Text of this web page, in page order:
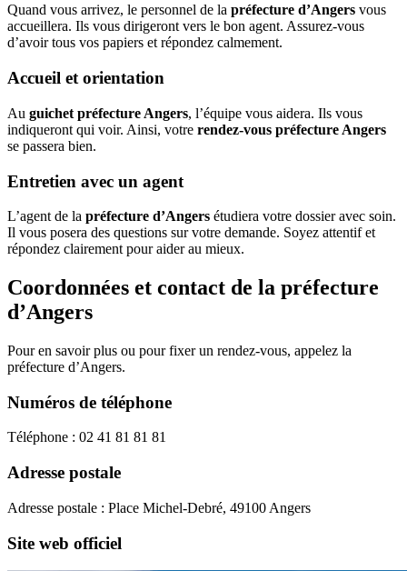
Quand vous arrivez, le personnel de la préfecture d’Angers vous
accueillera. Ils vous dirigeront vers le bon agent. Assurez-vous
d’avoir tous vos papiers et répondez calmement.
Accueil et orientation
Au guichet préfecture Angers, l’équipe vous aidera. Ils vous
indiqueront qui voir. Ainsi, votre rendez-vous préfecture Angers
se passera bien.
Entretien avec un agent
L’agent de la préfecture d’Angers étudiera votre dossier avec soin.
Il vous posera des questions sur votre demande. Soyez attentif et
répondez clairement pour aider au mieux.
Coordonnées et contact de la préfecture
d’Angers
Pour en savoir plus ou pour fixer un rendez-vous, appelez la
préfecture d’Angers.
Numéros de téléphone
Téléphone : 02 41 81 81 81
Adresse postale
Adresse postale : Place Michel-Debré, 49100 Angers
Site web officiel